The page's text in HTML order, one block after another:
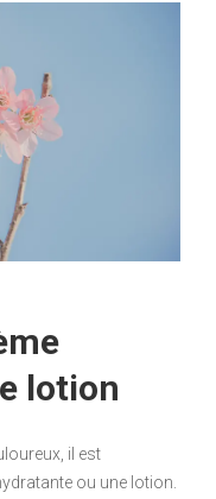
lotion
il est
ou une lotion.